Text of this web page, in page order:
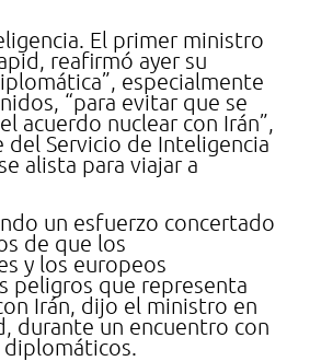
El primer ministro
reafirmó ayer su
especialmente
“para evitar que se
acuerdo nuclear con Irán”,
Servicio de Inteligencia
alista para viajar a
un esfuerzo concertado
de que los
y los europeos
peligros que representa
Irán, dijo el ministro en
durante un encuentro con